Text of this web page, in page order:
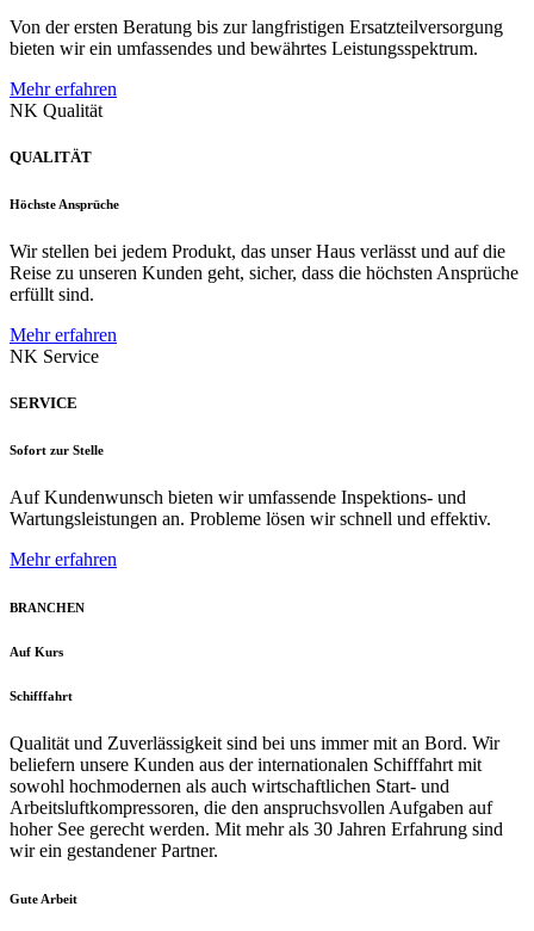
Von der ersten Beratung bis zur langfristigen Ersatzteilversorgung
bieten wir ein umfassendes und bewährtes Leistungsspektrum.
Mehr erfahren
NK Qualität
QUALITÄT
Höchste Ansprüche
Wir stellen bei jedem Produkt, das unser Haus verlässt und auf die
Reise zu unseren Kunden geht, sicher, dass die höchsten Ansprüche
erfüllt sind.
Mehr erfahren
NK Service
SERVICE
Sofort zur Stelle
Auf Kundenwunsch bieten wir umfassende Inspektions- und
Wartungsleistungen an. Probleme lösen wir schnell und effektiv.
Mehr erfahren
BRANCHEN
Auf Kurs
Schifffahrt
Qualität und Zuverlässigkeit sind bei uns immer mit an Bord. Wir
beliefern unsere Kunden aus der internationalen Schifffahrt mit
sowohl hochmodernen als auch wirtschaftlichen Start- und
Arbeitsluftkompressoren, die den anspruchsvollen Aufgaben auf
hoher See gerecht werden. Mit mehr als 30 Jahren Erfahrung sind
wir ein gestandener Partner.
Gute Arbeit